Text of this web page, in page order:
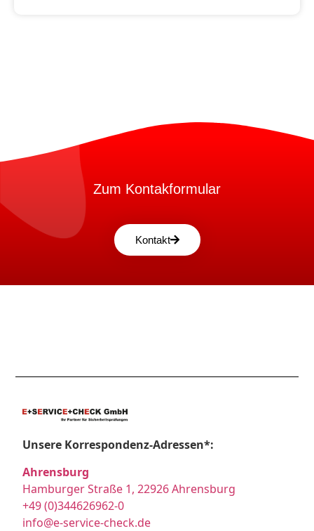
Zum Kontakformular
Kontakt
Unsere Korrespondenz-Adressen*:
Ahrensburg
Hamburger Straße 1, 22926 Ahrensburg
+49 (0)344626962-0
info@e-service-check.de